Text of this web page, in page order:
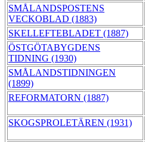
SMÅLANDSPOSTENS
VECKOBLAD (1883)
SKELLEFTEBLADET (1887)
ÖSTGÖTABYGDENS
TIDNING (1930)
SMÅLANDSTIDNINGEN
(1899)
REFORMATORN (1887)
SKOGSPROLETÄREN (1931)